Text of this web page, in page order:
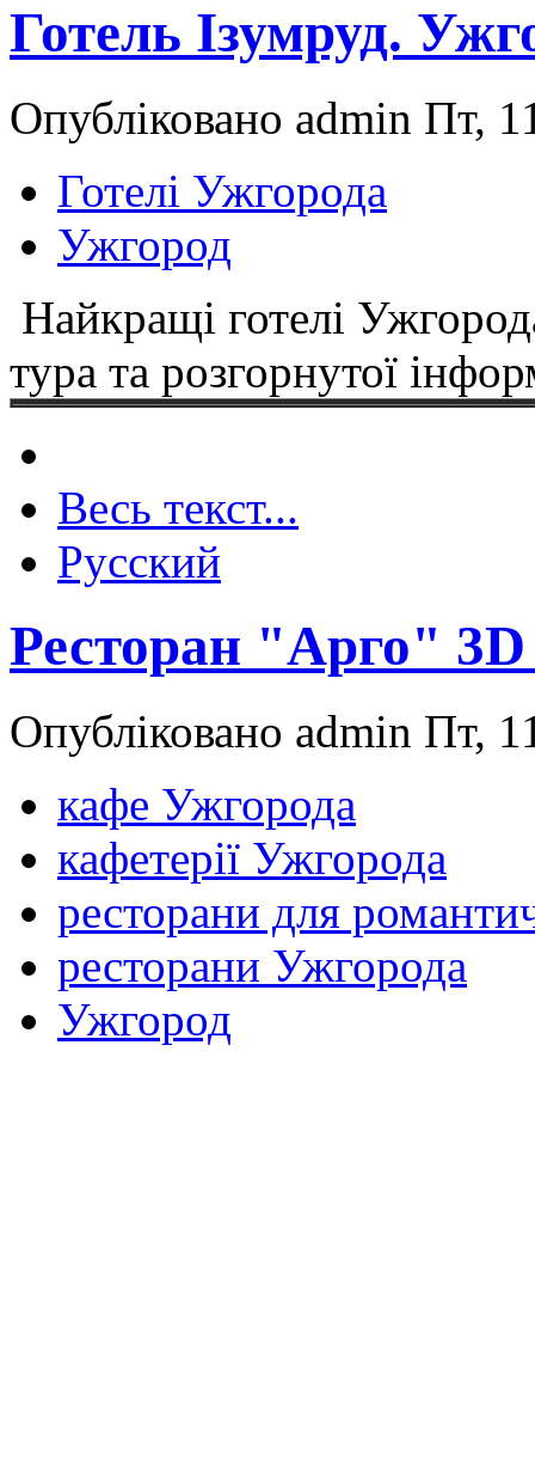
Готель Ізумруд.
Опубліковано admin Пт,
Готелі Ужгорода
Ужгород
Найкращі готелі
тура та розгорнутої
Весь текст...
Русский
Ресторан "Арго" 3D
Опубліковано admin Пт,
кафе Ужгорода
кафетерії Ужгорода
ресторани для
ресторани Ужгорода
Ужгород